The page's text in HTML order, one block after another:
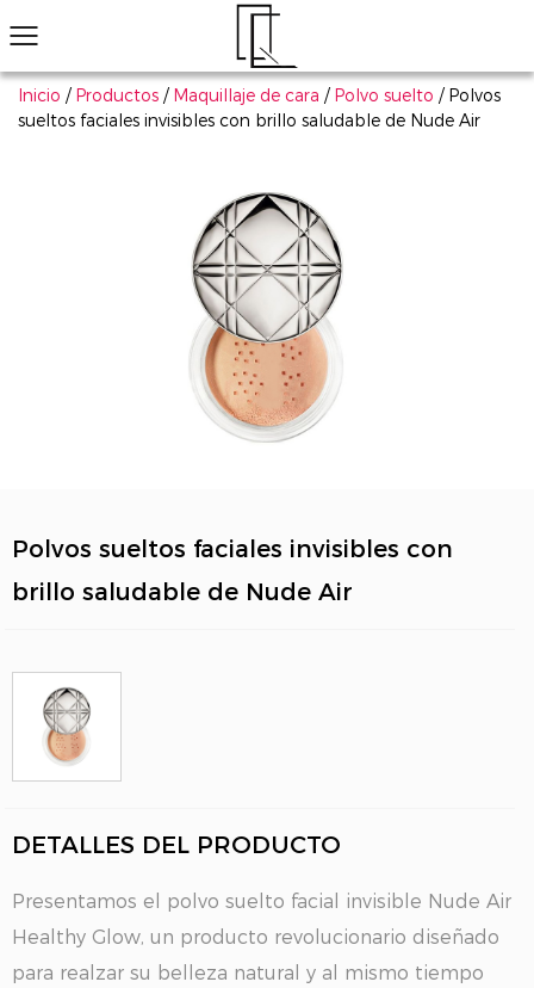
Inicio / Productos / Maquillaje de cara / Polvo suelto / Polvos
sueltos faciales invisibles con brillo saludable de Nude Air
Polvos sueltos faciales invisibles con
brillo saludable de Nude Air
DETALLES DEL PRODUCTO
Presentamos el polvo suelto facial invisible Nude Air
Healthy Glow, un producto revolucionario diseñado
para realzar su belleza natural y al mismo tiempo